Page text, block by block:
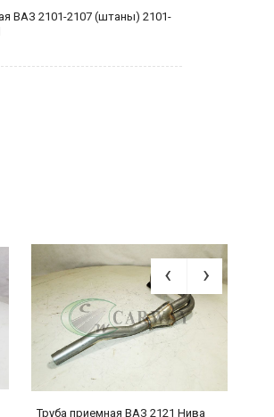
ВАЗ 2101-2107 (штаны) 2101-
Труба приемная ВАЗ 2121 Нива